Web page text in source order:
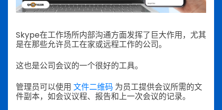
Skype在工作场所内部沟通方面发挥了巨大作用，尤其
是在那些允许员工在家或远程工作的公司。
这也是公司会议的一个很好的工具。
管理员可以使用 文件二维码 为员工提供会议所需的文
件副本，如会议议程、报告和上一次会议的记录。